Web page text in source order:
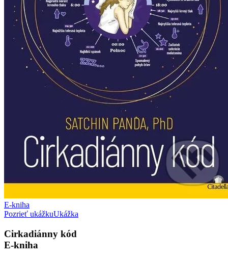
E-kniha
Pozrieť ukážkuUkážka
Cirkadiánny kód
E-kniha